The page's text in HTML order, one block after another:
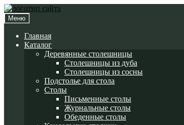
Перейти
к
навигации
Перейти
к
содержимому
Меню
Главная
Каталог
Деревянные столешницы
Столешницы из дуба
Столешницы из сосны
Подстолье для стола
Cтолы
Письменные столы
Журнальные столы
Обеденные столы